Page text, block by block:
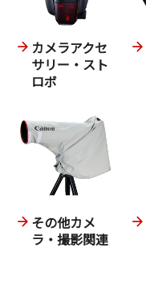
カメラアクセ
サリー・スト
ロボ
その他カメ
ラ・撮影関連